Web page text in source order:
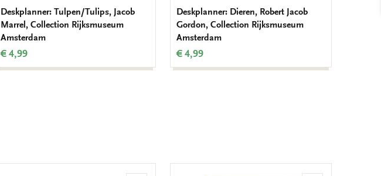
Deskplanner: Tulpen/Tulips, Jacob
Marrel, Collection Rijksmuseum
Amsterdam
€ 4,99
Deskplanner: Dieren, Robert Jacob
Gordon, Collection Rijksmuseum
Amsterdam
€ 4,99